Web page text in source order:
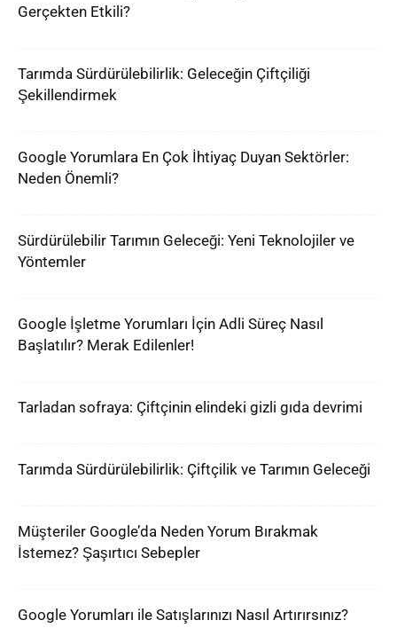
Gerçekten Etkili?
Tarımda Sürdürülebilirlik: Geleceğin Çiftçiliği
Şekillendirmek
Google Yorumlara En Çok İhtiyaç Duyan Sektörler:
Neden Önemli?
Sürdürülebilir Tarımın Geleceği: Yeni Teknolojiler ve
Yöntemler
Google İşletme Yorumları İçin Adli Süreç Nasıl
Başlatılır? Merak Edilenler!
Tarladan sofraya: Çiftçinin elindeki gizli gıda devrimi
Tarımda Sürdürülebilirlik: Çiftçilik ve Tarımın Geleceği
Müşteriler Google’da Neden Yorum Bırakmak
İstemez? Şaşırtıcı Sebepler
Google Yorumları ile Satışlarınızı Nasıl Artırırsınız?